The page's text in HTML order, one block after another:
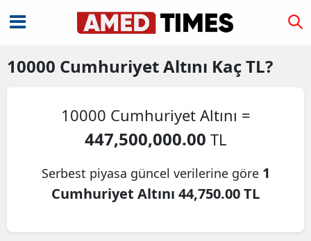
10000 Cumhuriyet Altını Kaç TL?
10000 Cumhuriyet Altını =
447,500,000.00 TL
Serbest piyasa güncel verilerine göre 1
Cumhuriyet Altını 44,750.00 TL